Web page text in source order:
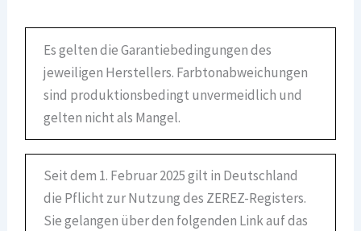
Es gelten die Garantiebedingungen des
jeweiligen Herstellers. Farbtonabweichungen
sind produktionsbedingt unvermeidlich und
gelten nicht als Mangel.
Seit dem 1. Februar 2025 gilt in Deutschland
die Pflicht zur Nutzung des ZEREZ-Registers.
Sie gelangen über den folgenden Link auf das